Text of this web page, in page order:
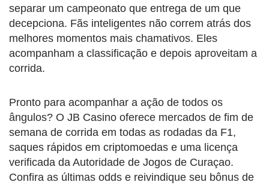
separar um campeonato que entrega de um que
decepciona. Fãs inteligentes não correm atrás dos
melhores momentos mais chamativos. Eles
acompanham a classificação e depois aproveitam a
corrida.
Pronto para acompanhar a ação de todos os
ângulos? O JB Casino oferece mercados de fim de
semana de corrida em todas as rodadas da F1,
saques rápidos em criptomoedas e uma licença
verificada da Autoridade de Jogos de Curaçao.
Confira as últimas odds e reivindique seu bônus de